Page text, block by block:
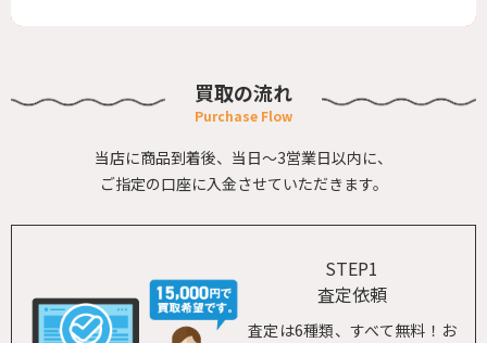
買取の流れ
当店に商品到着後、当日～3営業日以内に、
ご指定の口座に入金させていただきます。
STEP1
査定依頼
査定は6種類、すべて無料！お